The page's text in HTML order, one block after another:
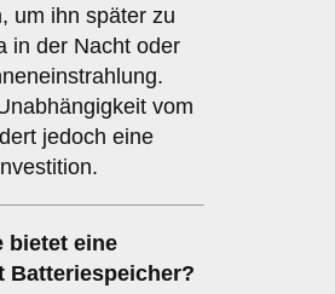
um ihn später zu
in der Nacht oder
vom
jedoch eine
bietet eine
Batteriespeicher?